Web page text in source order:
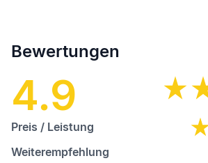
Bewertungen
4.9
Preis / Leistung
Weiterempfehlung